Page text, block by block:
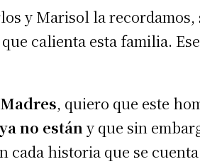
y Marisol la
calienta esta familia.
, quiero que este
no están y que sin
cada historia que se